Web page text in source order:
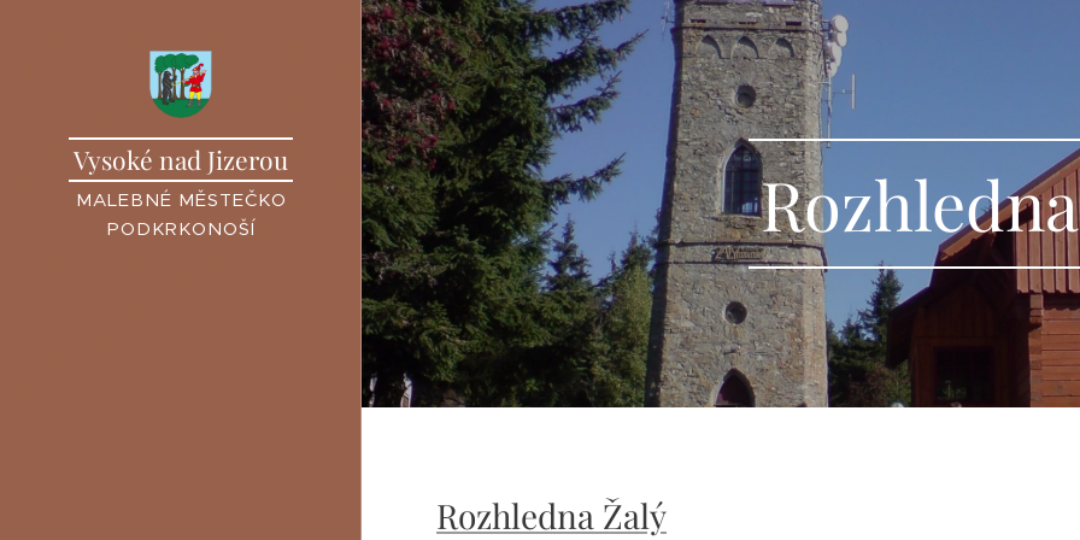
Vysoké nad Jizerou
MALEBNÉ MĚSTEČKO
PODKRKONOŠÍ
Rozhledna Žalý